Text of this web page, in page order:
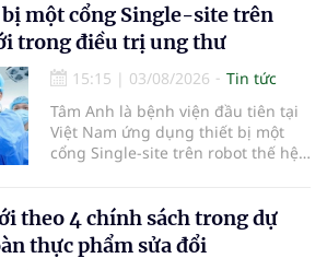
đồng cảm, gắn kết cao giữa thầy
thuốc với bệnh nhân.
một cổng Single-site trên
trong điều trị ung thư
15:15 | 03/08/2026
Tin tức
Tâm Anh là bệnh viện đầu tiên tại
Việt Nam ứng dụng thiết bị một
cổng Single-site trên robot thế hệ
theo 4 chính sách trong dự
thực phẩm sửa đổi